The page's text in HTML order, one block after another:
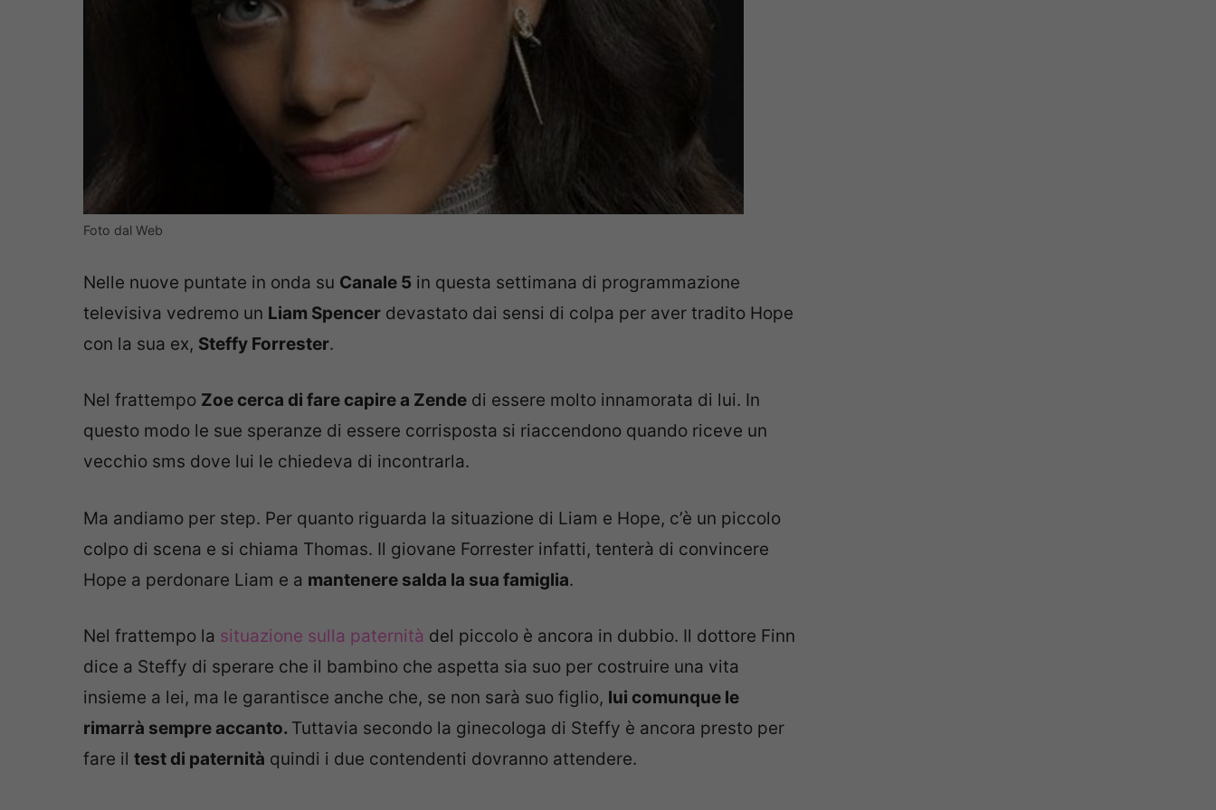
Foto dal Web
Nelle nuove puntate in onda su Canale 5 in questa settimana di programmazione
televisiva vedremo un Liam Spencer devastato dai sensi di colpa per aver tradito Hope
con la sua ex, Steffy Forrester.
Nel frattempo Zoe cerca di fare capire a Zende di essere molto innamorata di lui. In
questo modo le sue speranze di essere corrisposta si riaccendono quando riceve un
vecchio sms dove lui le chiedeva di incontrarla.
Ma andiamo per step. Per quanto riguarda la situazione di Liam e Hope, c’è un piccolo
colpo di scena e si chiama Thomas. Il giovane Forrester infatti, tenterà di convincere
Hope a perdonare Liam e a mantenere salda la sua famiglia.
Nel frattempo la situazione sulla paternità del piccolo è ancora in dubbio. Il dottore Finn
dice a Steffy di sperare che il bambino che aspetta sia suo per costruire una vita
insieme a lei, ma le garantisce anche che, se non sarà suo figlio, lui comunque le
rimarrà sempre accanto. Tuttavia secondo la ginecologa di Steffy è ancora presto per
fare il test di paternità quindi i due contendenti dovranno attendere.